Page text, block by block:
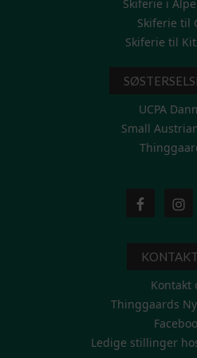
Skiferie i Alpe
Skiferie til
Skiferie til
UCPA
Small
Kontakt
Thinggaards
Ledige stillinger